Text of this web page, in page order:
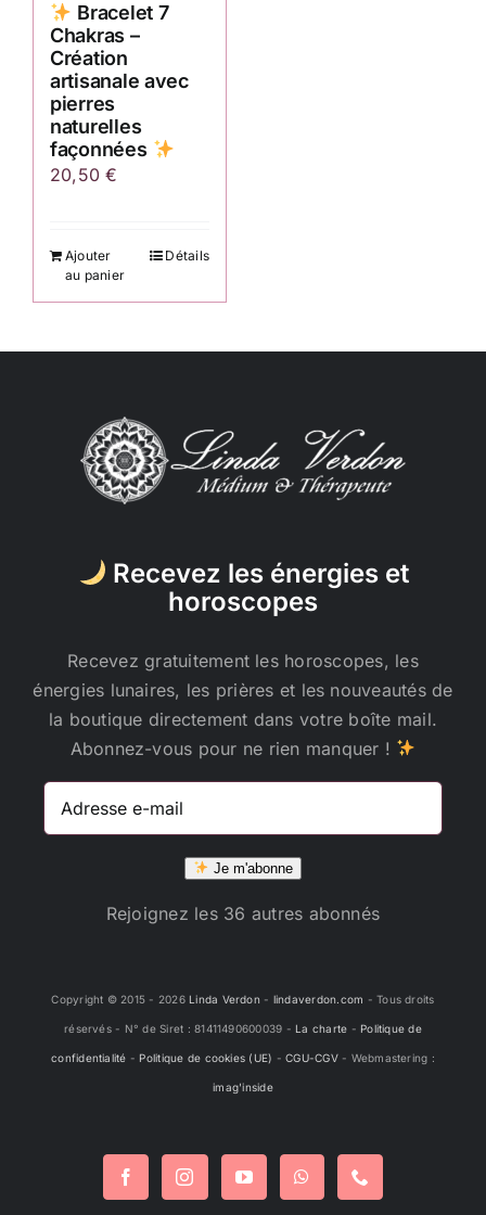
Bracelet 7
Chakras –
Création
artisanale avec
pierres
naturelles
façonnées
20,50€
Ajouter
au panier
Détails
Recevez les énergies et
horoscopes
Recevez gratuitement les horoscopes, les
énergies lunaires, les prières et les nouveautés de
la boutique directement dans votre boîte mail.
Abonnez-vous pour ne rien manquer !
Adresse
Je m'abonne
Rejoignez les 36 autres abonnés
Copyright © 2015 - 2026 Linda Verdon- lindaverdon.com - Tous droits
réservés - N° de Siret : 81411490600039 - La charte - Politique de
confidentialité - Politique de cookies (UE) -CGU-CGV- Webmastering :
imag'inside